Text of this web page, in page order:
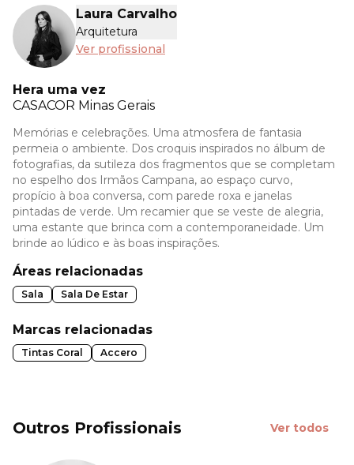
Laura Carvalho
Arquitetura
Ver profissional
Hera uma vez
CASACOR Minas Gerais
Memórias e celebrações. Uma atmosfera de fantasia
permeia o ambiente. Dos croquis inspirados no álbum de
fotografias, da sutileza dos fragmentos que se completam
no espelho dos Irmãos Campana, ao espaço curvo,
propício à boa conversa, com parede roxa e janelas
pintadas de verde. Um recamier que se veste de alegria,
uma estante que brinca com a contemporaneidade. Um
brinde ao lúdico e às boas inspirações.
Áreas relacionadas
Sala Sala De Estar
Marcas relacionadas
Tintas Coral Accero
Outros Profissionais Ver todos